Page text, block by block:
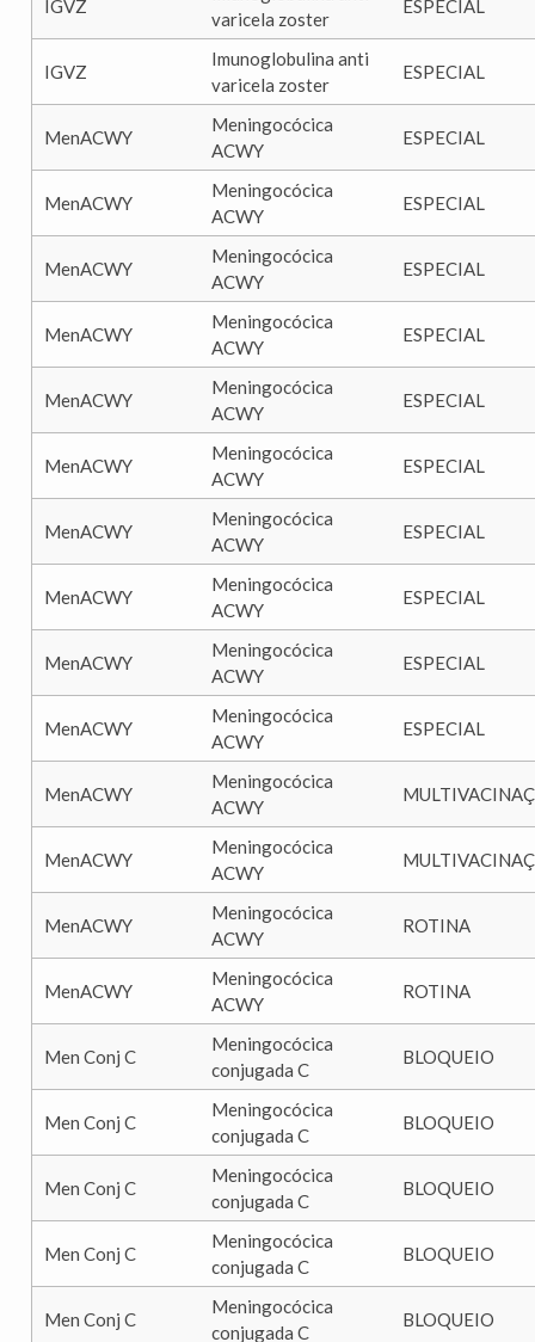
IGVZ
varicela zoster
ESPECIAL
IGVZ
Imunoglobulina anti
varicela zoster
ESPECIAL
MenACWY
Meningocócica
ACWY
ESPECIAL
MenACWY
Meningocócica
ACWY
ESPECIAL
MenACWY
Meningocócica
ACWY
ESPECIAL
MenACWY
Meningocócica
ACWY
ESPECIAL
MenACWY
Meningocócica
ACWY
ESPECIAL
MenACWY
Meningocócica
ACWY
ESPECIAL
MenACWY
Meningocócica
ACWY
ESPECIAL
MenACWY
Meningocócica
ACWY
ESPECIAL
MenACWY
Meningocócica
ACWY
ESPECIAL
MenACWY
Meningocócica
ACWY
ESPECIAL
MenACWY
Meningocócica
ACWY
MenACWY
Meningocócica
ACWY
MenACWY
Meningocócica
ACWY
ROTINA
MenACWY
Meningocócica
ACWY
ROTINA
Men Conj C
Meningocócica
conjugada C
BLOQUEIO
Men Conj C
Meningocócica
conjugada C
BLOQUEIO
Men Conj C
Meningocócica
conjugada C
BLOQUEIO
Men Conj C
Meningocócica
conjugada C
BLOQUEIO
Men Conj C
Meningocócica
conjugada C
BLOQUEIO